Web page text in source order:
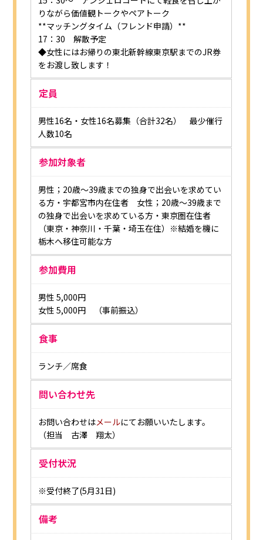
りながら価値観トークやペアトーク
**マッチングタイム（フレンド申請）**
17：30 解散予定
◆女性にはお帰りの東北新幹線東京駅までのJR券
をお渡し致します！
定員
男性16名・女性16名募集（合計32名） 最少催行
人数10名
参加対象者
男性；20歳～39歳までの独身で出会いを求めてい
る方・宇都宮市内在住者 女性；20歳～39歳まで
の独身で出会いを求めている方・東京圏在住者
（東京・神奈川・千葉・埼玉在住）※結婚を機に
栃木へ移住可能な方
参加費用
男性 5,000円
女性 5,000円 （事前振込）
食事
ランチ／席食
問い合わせ先
お問い合わせはメールにてお願いいたします。
（担当 古澤 翔太）
受付状況
※受付終了(5月31日)
備考